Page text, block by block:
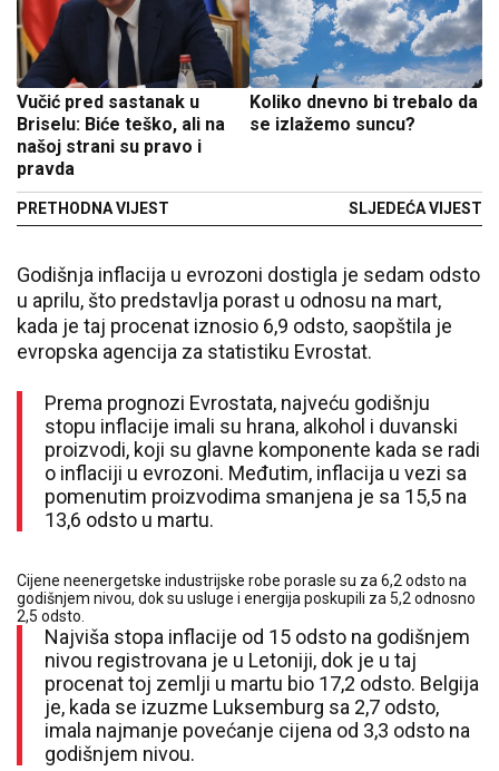
Vučić pred sastanak u
Briselu: Biće teško, ali na
našoj strani su pravo i
pravda
PRETHODNA VIJEST
Koliko dnevno bi trebalo da
se izlažemo suncu?
SLJEDEĆA VIJEST
Godišnja inflacija u evrozoni dostigla je sedam odsto
u aprilu, što predstavlja porast u odnosu na mart,
kada je taj procenat iznosio 6,9 odsto, saopštila je
evropska agencija za statistiku Evrostat.
Prema prognozi Evrostata, najveću godišnju
stopu inflacije imali su hrana, alkohol i duvanski
proizvodi, koji su glavne komponente kada se radi
o inflaciji u evrozoni. Međutim, inflacija u vezi sa
pomenutim proizvodima smanjena je sa 15,5 na
13,6 odsto u martu.
Cijene neenergetske industrijske robe porasle su za 6,2 odsto na
godišnjem nivou, dok su usluge i energija poskupili za 5,2 odnosno
2,5 odsto.
Najviša stopa inflacije od 15 odsto na godišnjem
nivou registrovana je u Letoniji, dok je u taj
procenat toj zemlji u martu bio 17,2 odsto. Belgija
je, kada se izuzme Luksemburg sa 2,7 odsto,
imala najmanje povećanje cijena od 3,3 odsto na
godišnjem nivou.